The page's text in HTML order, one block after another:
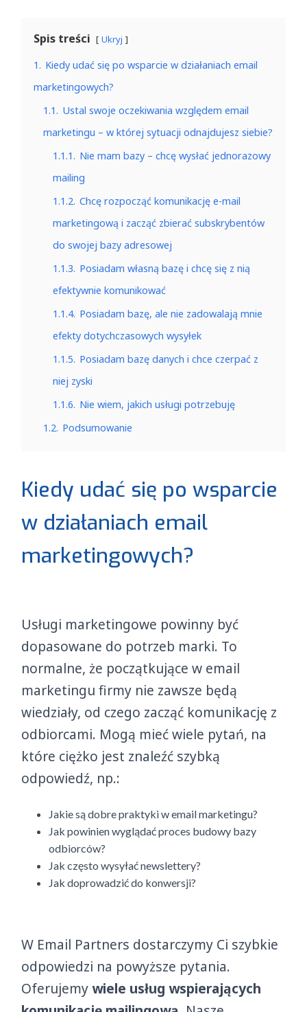
Spis treści Ukryj
1. Kiedy udać się po wsparcie w działaniach email
marketingowych?
1.1. Ustal swoje oczekiwania względem email
marketingu – w której sytuacji odnajdujesz siebie?
1.1.1. Nie mam bazy – chcę wysłać jednorazowy
mailing
1.1.2. Chcę rozpocząć komunikację e-mail
marketingową i zacząć zbierać subskrybentów
do swojej bazy adresowej
1.1.3. Posiadam własną bazę i chcę się z nią
efektywnie komunikować
1.1.4. Posiadam bazę, ale nie zadowalają mnie
efekty dotychczasowych wysyłek
1.1.5. Posiadam bazę danych i chce czerpać z
niej zyski
1.1.6. Nie wiem, jakich usługi potrzebuję
1.2. Podsumowanie
Kiedy udać się po wsparcie
w działaniach email
marketingowych?
Usługi marketingowe powinny być
dopasowane do potrzeb marki. To
normalne, że początkujące w email
marketingu firmy nie zawsze będą
wiedziały, od czego zacząć komunikację z
odbiorcami. Mogą mieć wiele pytań, na
które ciężko jest znaleźć szybką
odpowiedź, np.:
Jakie są dobre praktyki w email marketingu?
Jak powinien wyglądać proces budowy bazy
odbiorców?
Jak często wysyłać newslettery?
Jak doprowadzić do konwersji?
W Email Partners dostarczymy Ci szybkie
odpowiedzi na powyższe pytania.
Oferujemywiele usług wspierających